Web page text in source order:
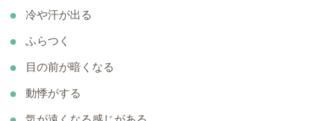
冷や汗が出る
ふらつく
目の前が暗くなる
動悸がする